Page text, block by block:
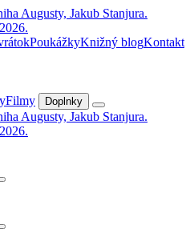
PoukážkyKnižný blogKontakt
Filmy Doplnky